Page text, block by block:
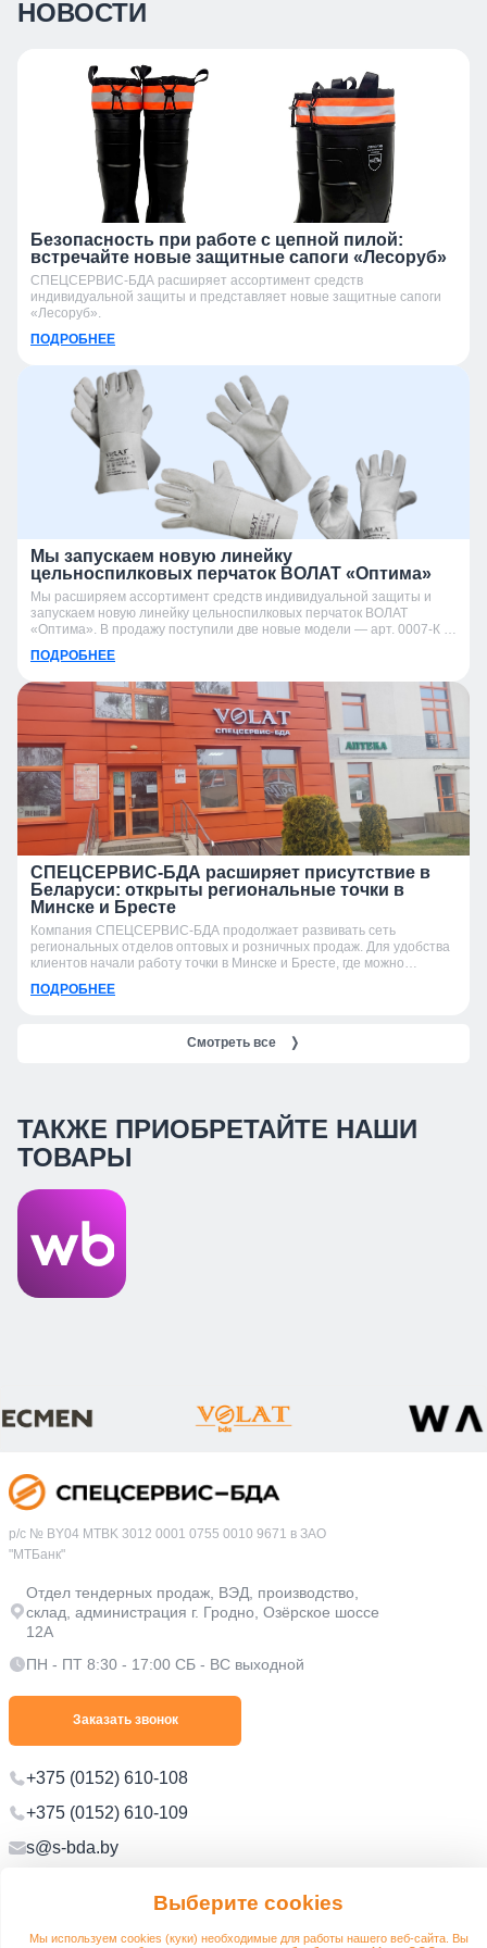
Выберите cookies
Мы используем cookies (куки) необходимые для работы нашего веб-сайта. Вы
НОВОСТИ
Безопасность при работе с цепной пилой:
встречайте новые защитные сапоги «Лесоруб»
СПЕЦСЕРВИС-БДА расширяет ассортимент средств
индивидуальной защиты и представляет новые защитные сапоги
«Лесоруб».
ПОДРОБНЕЕ
Мы запускаем новую линейку
цельноспилковых перчаток ВОЛАТ «Оптима»
Мы расширяем ассортимент средств индивидуальной защиты и
запускаем новую линейку цельноспилковых перчаток ВОЛАТ
«Оптима». В продажу поступили две новые модели — арт. 0007-К и
ПОДРОБНЕЕ
СПЕЦСЕРВИС-БДА расширяет присутствие в
Беларуси: открыты региональные точки в
Минске и Бресте
Компания СПЕЦСЕРВИС-БДА продолжает развивать сеть
региональных отделов оптовых и розничных продаж. Для удобства
клиентов начали работу точки в Минске и Бресте, где можно
ПОДРОБНЕЕ
Смотреть все ❭
ТАКЖЕ ПРИОБРЕТАЙТЕ НАШИ
ТОВАРЫ
р/с № BY04 MTBK 3012 0001 0755 0010 9671 в ЗАО
"МТБанк"
Отдел тендерных продаж, ВЭД, производство,
склад, администрация г. Гродно, Озёрское шоссе
12А
ПН - ПТ 8:30 - 17:00 СБ - ВС выходной
Заказать звонок
+375 (0152) 610-108
+375 (0152) 610-109
s@s-bda.by
Политика в отношении обработки персональных данных
Политика в отношении обработки файлов cookie